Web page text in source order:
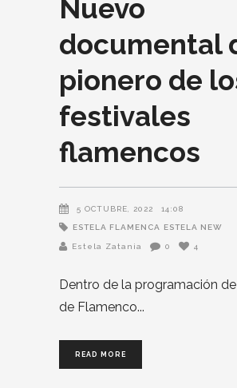
Nuevo
documental
pionero de
festivales
flamencos
5 OCTUBRE, 2022 14:08
ESTELA FLAMENCA ESTELA NEW
Estela Zatania 0 4
Dentro de la programación
de Flamenco
READ MORE